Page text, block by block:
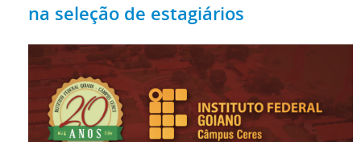
na seleção de estagiários